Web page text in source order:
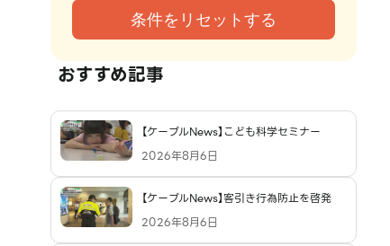
おすすめ記事
【ケーブルNews】こども科学セミナー
2026年8月6日
【ケーブルNews】客引き行為防止を啓発
2026年8月6日